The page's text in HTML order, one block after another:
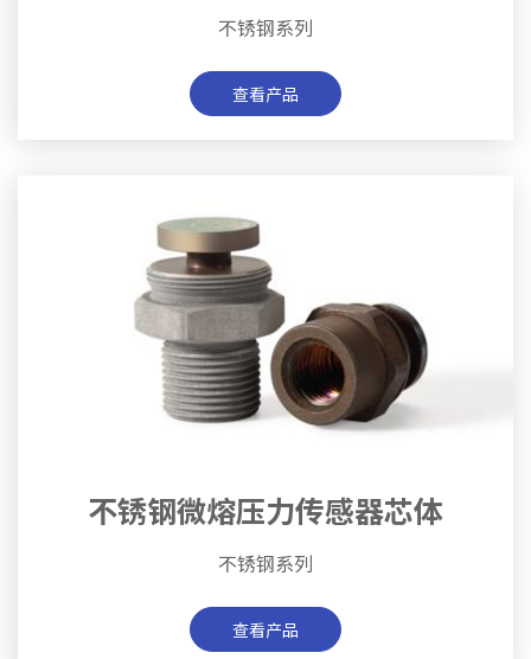
不锈钢系列
查看产品
不锈钢微熔压力传感器芯体
不锈钢系列
查看产品